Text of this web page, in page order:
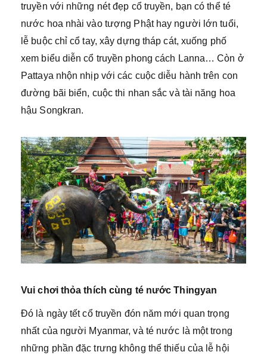
truyền với những nét đẹp cổ truyền, bạn có thể té
nước hoa nhài vào tượng Phật hay người lớn tuổi,
lễ buộc chỉ cổ tay, xây dựng tháp cát, xuống phố
xem biểu diễn cổ truyền phong cách Lanna… Còn ở
Pattaya nhộn nhịp với các cuộc diễu hành trên con
đường bãi biển, cuộc thi nhan sắc và tài năng hoa
hậu Songkran.
Vui chơi thỏa thích cùng té nước Thingyan
Đó là ngày tết cổ truyền đón năm mới quan trọng
nhất của người Myanmar, và té nước là một trong
những phần đặc trưng không thể thiếu của lễ hội